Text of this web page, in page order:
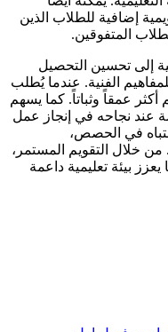
إضافية للطلاب الذين
المتفوقين.
إلى تحسين التحصيل
الفنية. عندما يُطلب
عمقاً وثباتاً. كما يسهم
عند نجاحه في إنجاز عمل
في الحصص،
خلال التقويم المستمر،
بيئة تعليمية داعمة